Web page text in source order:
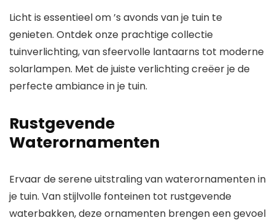
Licht is essentieel om ’s avonds van je tuin te
genieten. Ontdek onze prachtige collectie
tuinverlichting, van sfeervolle lantaarns tot moderne
solarlampen. Met de juiste verlichting creëer je de
perfecte ambiance in je tuin.
Rustgevende
Waterornamenten
Ervaar de serene uitstraling van waterornamenten in
je tuin. Van stijlvolle fonteinen tot rustgevende
waterbakken, deze ornamenten brengen een gevoel